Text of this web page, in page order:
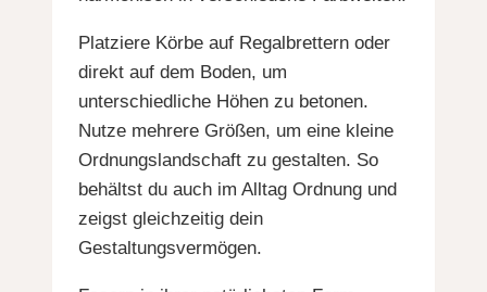
Platziere Körbe auf Regalbrettern oder
direkt auf dem Boden, um
unterschiedliche Höhen zu betonen.
Nutze mehrere Größen, um eine kleine
Ordnungslandschaft zu gestalten. So
behältst du auch im Alltag Ordnung und
zeigst gleichzeitig dein
Gestaltungsvermögen.